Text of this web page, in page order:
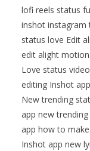
lofi reels status
inshot instagram
status love Edit
edit alight
Love status
editing Inshot
New trending
app new
app how to
Inshot app new